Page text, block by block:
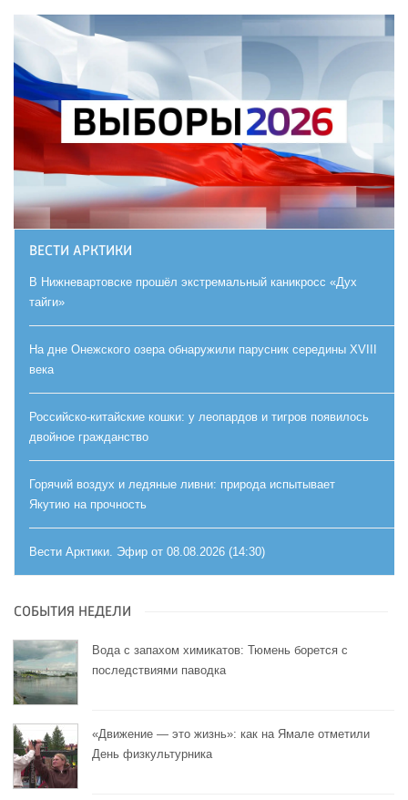
ВЕСТИ АРКТИКИ
В Нижневартовске прошёл экстремальный каникросс «Дух
тайги»
На дне Онежского озера обнаружили парусник середины XVIII
века
Российско-китайские кошки: у леопардов и тигров появилось
двойное гражданство
Горячий воздух и ледяные ливни: природа испытывает
Якутию на прочность
Вести Арктики. Эфир от 08.08.2026 (14:30)
СОБЫТИЯ НЕДЕЛИ
Вода с запахом химикатов: Тюмень борется с
последствиями паводка
«Движение — это жизнь»: как на Ямале отметили
День физкультурника